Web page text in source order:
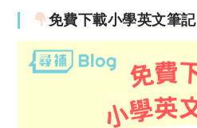
免費下載小學英文筆記